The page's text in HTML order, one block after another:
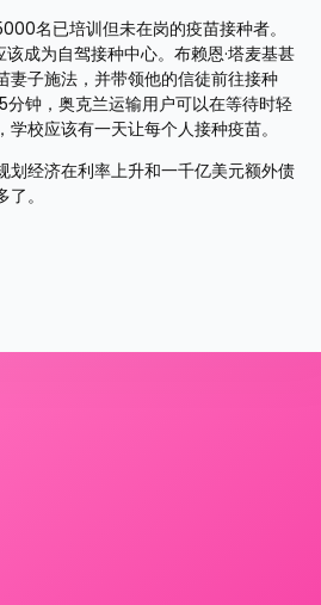
名已培训但未在岗的疫苗接种者。
成为自驾接种中心。布赖恩·塔麦基甚
妻子施法，并带领他的信徒前往接种
分钟，奥克兰运输用户可以在等待时轻
校应该有一天让每个人接种疫苗。
划经济在利率上升和一千亿美元额外债
。